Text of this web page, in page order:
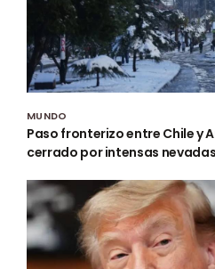
MUNDO
Paso fronterizo entre Chile y
cerrado por intensas nevadas